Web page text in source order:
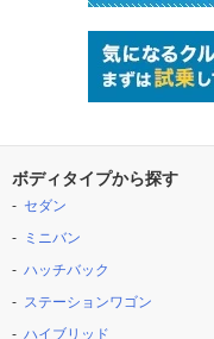
ボディタイプから探す
セダン
ミニバン
ハッチバック
ステーションワゴン
ハイブリッド